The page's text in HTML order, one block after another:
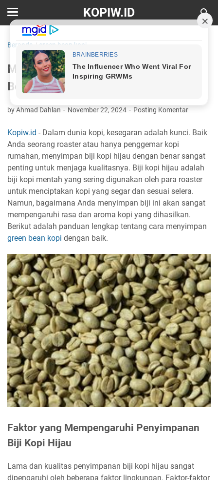
KOPIW.ID
Beranda / green bean kopi
Memahami Cara Menyimpan Green
Bean Kopi dengan Baik
by Ahmad Dahlan November 22, 2024 Posting Komentar
Kopiw.id - Dalam dunia kopi, kesegaran adalah kunci. Baik
Anda seorang roaster atau hanya penggemar kopi
rumahan, menyimpan biji kopi hijau dengan benar sangat
penting untuk menjaga kualitasnya. Biji kopi hijau adalah
biji kopi mentah yang sering digunakan oleh para roaster
untuk menciptakan kopi yang segar dan sesuai selera.
Namun, bagaimana Anda menyimpan biji ini akan sangat
mempengaruhi rasa dan aroma kopi yang dihasilkan.
Berikut adalah panduan lengkap tentang cara menyimpan
green bean kopi dengan baik.
Faktor yang Mempengaruhi Penyimpanan
Biji Kopi Hijau
Lama dan kualitas penyimpanan biji kopi hijau sangat
dipengaruhi oleh beberapa faktor lingkungan. Faktor-faktor